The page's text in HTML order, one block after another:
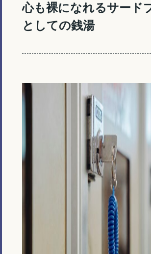
心も裸になれるサード
としての銭湯